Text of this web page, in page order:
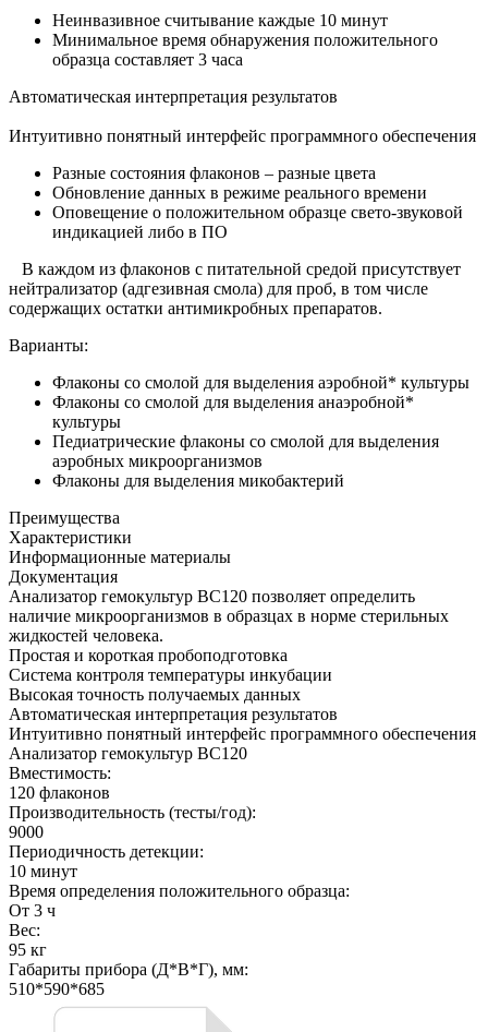
Неинвазивное считывание каждые 10 минут
Минимальное время обнаружения положительного
образца составляет 3 часа
Автоматическая интерпретация результатов
Интуитивно понятный интерфейс программного обеспечения
Разные состояния флаконов – разные цвета
Обновление данных в режиме реального времени
Оповещение о положительном образце свето-звуковой
индикацией либо в ПО
В каждом из флаконов с питательной средой присутствует
нейтрализатор (адгезивная смола) для проб, в том числе
содержащих остатки антимикробных препаратов.
Варианты:
Флаконы со смолой для выделения аэробной* культуры
Флаконы со смолой для выделения анаэробной*
культуры
Педиатрические флаконы со смолой для выделения
аэробных микроорганизмов
Флаконы для выделения микобактерий
Преимущества
Характеристики
Информационные материалы
Документация
Анализатор гемокультур BC120 позволяет определить
наличие микроорганизмов в образцах в норме стерильных
жидкостей человека.
Простая и короткая пробоподготовка
Система контроля температуры инкубации
Высокая точность получаемых данных
Автоматическая интерпретация результатов
Интуитивно понятный интерфейс программного обеспечения
Анализатор гемокультур BC120
Вместимость:
120 флаконов
Производительность (тесты/год):
9000
Периодичность детекции:
10 минут
Время определения положительного образца:
От 3 ч
Вес:
95 кг
Габариты прибора (Д*В*Г), мм:
510*590*685